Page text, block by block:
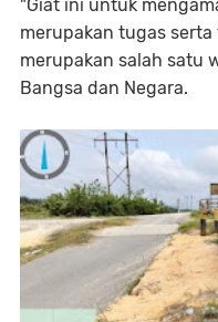
"Giat ini untuk
merupakan tugas
merupakan salah satu
Bangsa dan Negara.